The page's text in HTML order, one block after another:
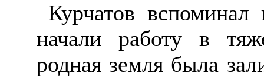
Курчатов
начали работу в
родная земля была